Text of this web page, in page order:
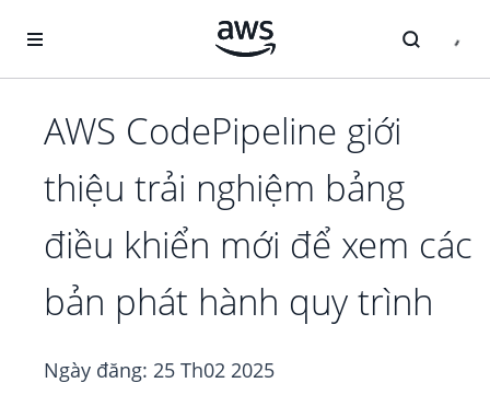
AWS CodePipeline giới
thiệu trải nghiệm bảng
điều khiển mới để xem các
bản phát hành quy trình
Ngày đăng: 25 Th02 2025